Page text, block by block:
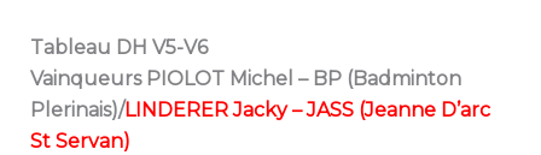
Tableau DH V5-V6
Vainqueurs PIOLOT Michel – BP (Badminton
Plerinais)/LINDERER Jacky – JASS (Jeanne D’arc
St Servan)